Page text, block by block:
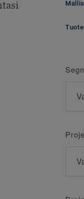
Tuote